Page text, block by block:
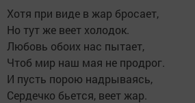
Хотя при виде в жар бросает,
Но тут же веет холодок.
Любовь обоих нас пытает,
Чтоб мир наш мая не продрог.
И пусть порою надрываясь,
Сердечко бьется, веет жар.